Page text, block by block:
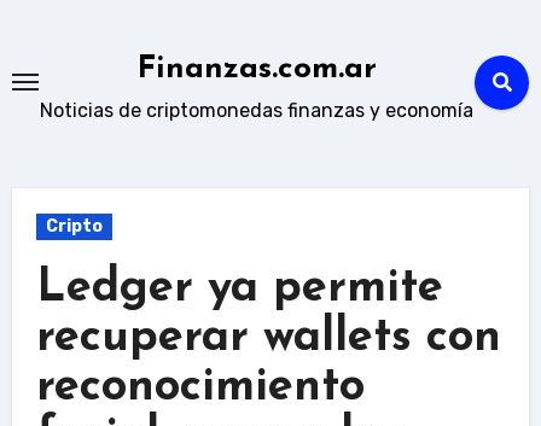
content
Finanzas.com.ar
Noticias de criptomonedas finanzas y economía
Cripto
Ledger ya permite
recuperar wallets con
reconocimiento